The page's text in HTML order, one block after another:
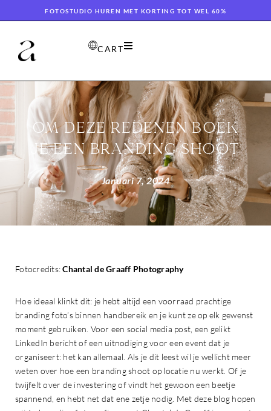
FOTOSTUDIO HUREN MET KORTING TOT WEL 60%
CART
OM DEZE REDENEN BOEK
JE EEN BRANDING SHOOT
Januari 7, 2024
Fotocredits:Chantal de Graaff Photography
Hoe ideaal klinkt dit: je hebt altijd een voorraad prachtige
branding foto’s binnen handbereik en je kunt ze op elk gewenst
moment gebruiken. Voor een social media post, een gelikt
LinkedIn bericht of een uitnodiging voor een event dat je
organiseert: het kan allemaal. Als je dit leest wil je wellicht meer
weten over hoe een branding shoot op locatie nu werkt. Of je
twijfelt over de investering of vindt het gewoon een beetje
spannend, en hebt net dat ene zetje nodig. Met deze blog hopen